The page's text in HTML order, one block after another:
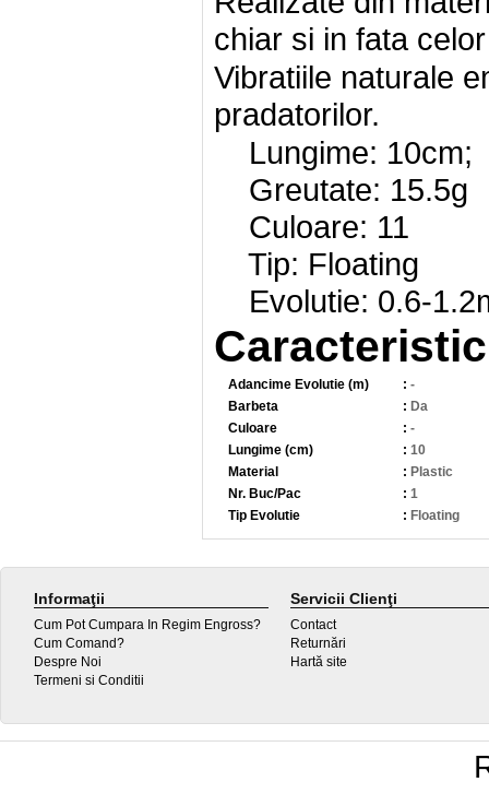
chiar si in fata
Vibratiile naturale
pradatorilor.
Lungime: 10cm;
Greutate: 15.5g
Culoare: 11
Tip: Floating
Evolutie: 0.6-
Adancime Evolutie (m) : -
Barbeta
: Da
Culoare
: -
Lungime (cm)
: 10
Material
: Plastic
Nr. Buc/Pac
: 1
Tip Evolutie
: Floating
Informaţii
Cum Pot Cumpara In Regim Engross?
Cum Comand?
Despre Noi
Termeni si Conditii
Servicii Clienţi
Contact
Returnări
Hartă site